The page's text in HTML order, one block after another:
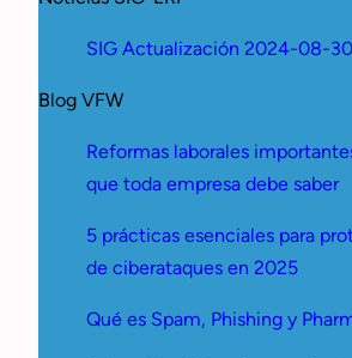
SIG Actualización 2024-08-
Blog VFW
Reformas laborales
que toda empresa debe saber
5 prácticas esenciales para
de ciberataques en 2025
Qué es Spam, Phishing y